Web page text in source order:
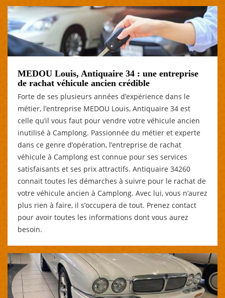
MEDOU Louis, Antiquaire 34 : une entreprise
de rachat véhicule ancien crédible
Forte de ses plusieurs années d’expérience dans le
métier, l’entreprise MEDOU Louis, Antiquaire 34 est
celle qu’il vous faut pour vendre votre véhicule ancien
inutilisé à Camplong. Passionnée du métier et experte
dans ce genre d’opération, l’entreprise de rachat
véhicule à Camplong est connue pour ses services
satisfaisants et ses prix attractifs. Antiquaire 34260
connait toutes les démarches à suivre pour le rachat de
votre véhicule ancien à Camplong. Avec lui, vous n’aurez
plus rien à faire, il s’occupera de tout. Prenez contact
pour avoir toutes les informations dont vous aurez
besoin.